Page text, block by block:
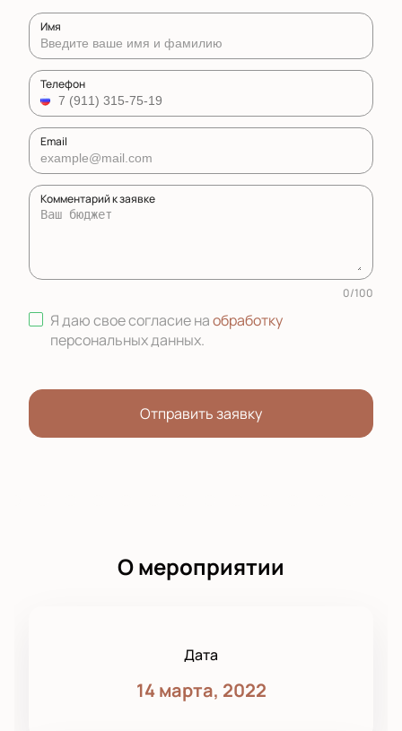
Имя
Телефон
Email
Комментарий к заявке
0/100
Я даю свое согласие наобработку
персональных данных.
Отправить заявку
О мероприятии
Дата
14 марта, 2022